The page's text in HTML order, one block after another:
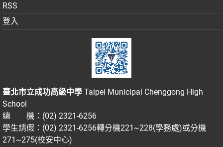
RSS
登入
臺北市立成功高級中學 Taipei Municipal Chenggong High
School
總 機：(02) 2321-6256
學生請假：(02) 2321-6256轉分機221~228(學務處)或分機
271~275(校安中心)